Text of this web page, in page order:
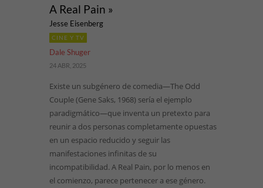
A Real Pain »
Jesse Eisenberg
CINE Y TV
Dale Shuger
24 ABR, 2025
Existe un subgénero de comedia—The Odd
Couple (Gene Saks, 1968) sería el ejemplo
paradigmático—que inventa un pretexto para
reunir a dos personas completamente opuestas
en un espacio reducido y seguir las
manifestaciones infinitas de su
incompatibilidad. A Real Pain, por lo menos en
el comienzo, parece pertenecer a ese género.